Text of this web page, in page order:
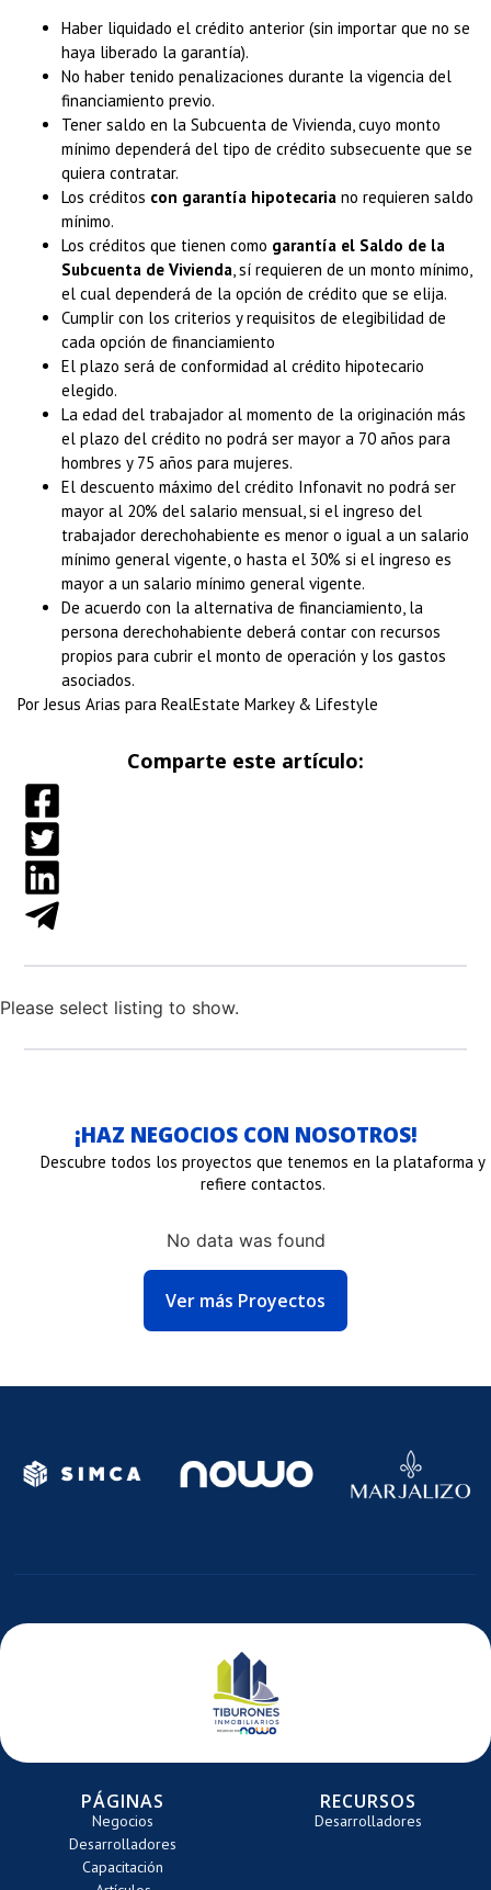
Haber liquidado el crédito anterior (sin importar que no se
haya liberado la garantía).
No haber tenido penalizaciones durante la vigencia del
financiamiento previo.
Tener saldo en la Subcuenta de Vivienda, cuyo monto
mínimo dependerá del tipo de crédito subsecuente que se
quiera contratar.
Los créditos con garantía hipotecaria no requieren saldo
mínimo.
Los créditos que tienen como garantía el Saldo de la
Subcuenta de Vivienda, sí requieren de un monto mínimo,
el cual dependerá de la opción de crédito que se elija.
Cumplir con los criterios y requisitos de elegibilidad de
cada opción de financiamiento
El plazo será de conformidad al crédito hipotecario
elegido.
La edad del trabajador al momento de la originación más
el plazo del crédito no podrá ser mayor a 70 años para
hombres y 75 años para mujeres.
El descuento máximo del crédito Infonavit no podrá ser
mayor al 20% del salario mensual, si el ingreso del
trabajador derechohabiente es menor o igual a un salario
mínimo general vigente, o hasta el 30% si el ingreso es
mayor a un salario mínimo general vigente.
De acuerdo con la alternativa de financiamiento, la
persona derechohabiente deberá contar con recursos
propios para cubrir el monto de operación y los gastos
asociados.
Por Jesus Arias para RealEstate Markey & Lifestyle
Comparte este artículo:
Please select listing to show.
¡HAZ NEGOCIOS CON NOSOTROS!
Descubre todos los proyectos que tenemos en la plataforma y
refiere contactos.
No data was found
Ver más Proyectos
ENLACE
DE
IMAGEN
CARRETE
ENLACE
DE
DE
PÁGINAS
Negocios
Desarrolladores
Capacitación
RECURSOS
Desarrolladores